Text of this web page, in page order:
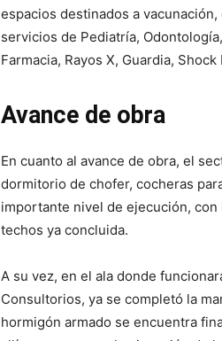
espacios destinados a
servicios de Pediatría,
Farmacia, Rayos X, Guardia,
Avance de obra
En cuanto al avance de obra, el
dormitorio de chofer, cocheras
importante nivel de ejecución,
techos ya concluida.
A su vez, en el ala donde
Consultorios, ya se completó la
hormigón armado se encuentra